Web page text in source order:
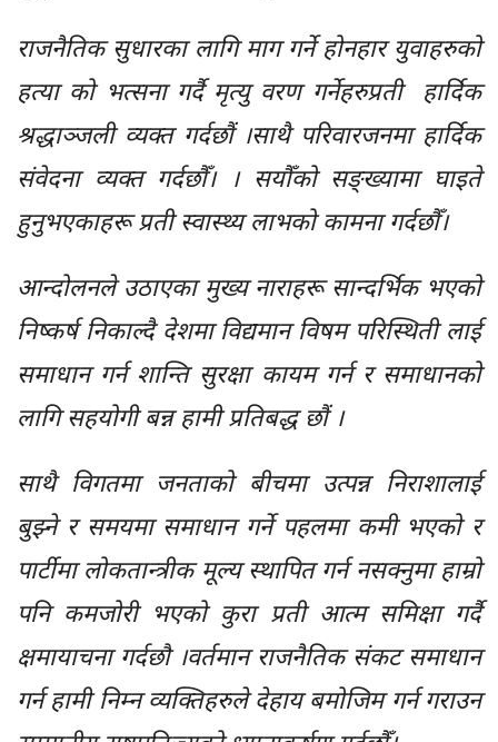
राजनैतिक सुधारका लागि माग गर्ने होनहार युवाहरुको
हत्या को भत्सना गर्दै मृत्यु वरण गर्नेहरुप्रती हार्दिक
श्रद्धाञ्जली व्यक्त गर्दछौं ।साथै परिवारजनमा हार्दिक
संवेदना व्यक्त गर्दछौँ। । सयौँको सङ्ख्यामा घाइते
हुनुभएकाहरू प्रती स्वास्थ्य लाभको कामना गर्दछौँ।
आन्दोलनले उठाएका मुख्य नाराहरू सान्दर्भिक भएको
निष्कर्ष निकाल्दै देशमा विद्यमान विषम परिस्थिती लाई
समाधान गर्न शान्ति सुरक्षा कायम गर्न र समाधानको
लागि सहयोगी बन्न हामी प्रतिबद्ध छौं ।
साथै विगतमा जनताको बीचमा उत्पन्न निराशालाई
बुझ्ने र समयमा समाधान गर्ने पहलमा कमी भएको र
पार्टीमा लोकतान्त्रीक मूल्य स्थापित गर्न नसक्नुमा हाम्रो
पनि कमजोरी भएको कुरा प्रती आत्म समिक्षा गर्दै
क्षमायाचना गर्दछौ ।वर्तमान राजनैतिक संकट समाधान
गर्न हामी निम्न व्यक्तिहरुले देहाय बमोजिम गर्न गराउन